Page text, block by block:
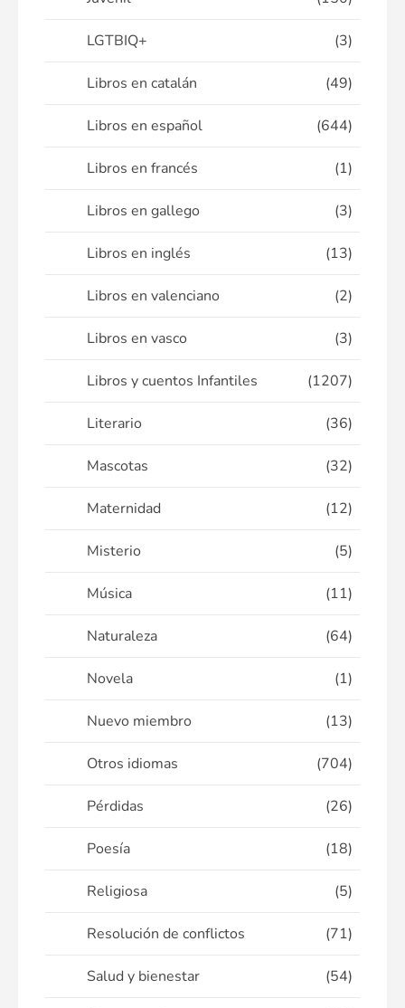
LGTBIQ+ (3)
Libros en catalán (49)
Libros en español (644)
Libros en francés (1)
Libros en gallego (3)
Libros en inglés (13)
Libros en valenciano (2)
Libros en vasco (3)
Libros y cuentos Infantiles (1207)
Literario (36)
Mascotas (32)
Maternidad (12)
Misterio (5)
Música (11)
Naturaleza (64)
Novela (1)
Nuevo miembro (13)
Otros idiomas (704)
Pérdidas (26)
Poesía (18)
Religiosa (5)
Resolución de conflictos (71)
Salud y bienestar (54)